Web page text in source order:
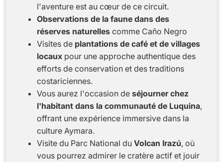
l'aventure est au cœur de ce circuit.
Observations de la faune dans des
réserves naturelles comme Caño Negro
Visites de plantations de café et de villages
locaux pour une approche authentique des
efforts de conservation et des traditions
costariciennes.
Vous aurez l'occasion de séjourner chez
l'habitant dans la communauté de Luquina,
offrant une expérience immersive dans la
culture Aymara.
Visite du Parc National du Volcan Irazú, où
vous pourrez admirer le cratère actif et jouir